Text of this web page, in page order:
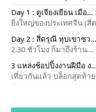
Day 1 : ตูเจียงเยียน เมือ...
ยิ่งใหญ่ของประเทศจีน (สี่
Day 2 : สี่ดรุณี หุบเขาซว...
2.30 ชั่วโมง ก็มาถึงร้าน...
3 แหล่งช้อปปิ้งงานฝีมือ ง...
เที่ยวกันแล้ว บล็อกสุดท้า